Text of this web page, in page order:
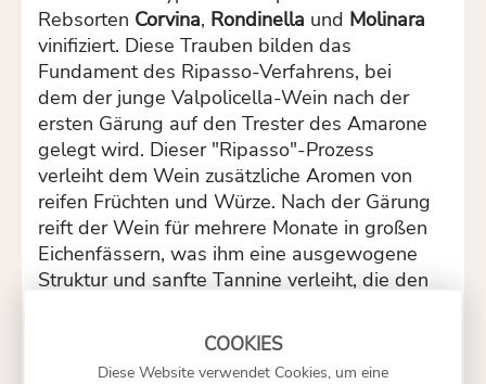
Rebsorten Corvina, Rondinella und Molinara
vinifiziert. Diese Trauben bilden das
Fundament des Ripasso-Verfahrens, bei
dem der junge Valpolicella-Wein nach der
ersten Gärung auf den Trester des Amarone
gelegt wird. Dieser "Ripasso"-Prozess
verleiht dem Wein zusätzliche Aromen von
reifen Früchten und Würze. Nach der Gärung
reift der Wein für mehrere Monate in großen
Eichenfässern, was ihm eine ausgewogene
Struktur und sanfte Tannine verleiht, die den
Charakteristik
Diese Website verwendet Cookies, um eine